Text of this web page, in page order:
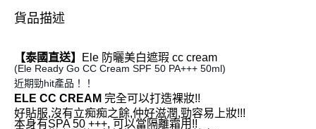
貨品描述
【泰國直送】 Ele 防曬美白遮瑕 cc cream
(Ele Ready Go CC Cream SPF 50 PA+++ 50ml)
近期勁hit產品！！
ELE CC CREAM 完全可以打造裸妝!!
好貼服,沒有立痴痴之餘,仲好滋潤,勁容易上妝!!!
本身有SPA 50 +++, 可以當隔離霜用!!